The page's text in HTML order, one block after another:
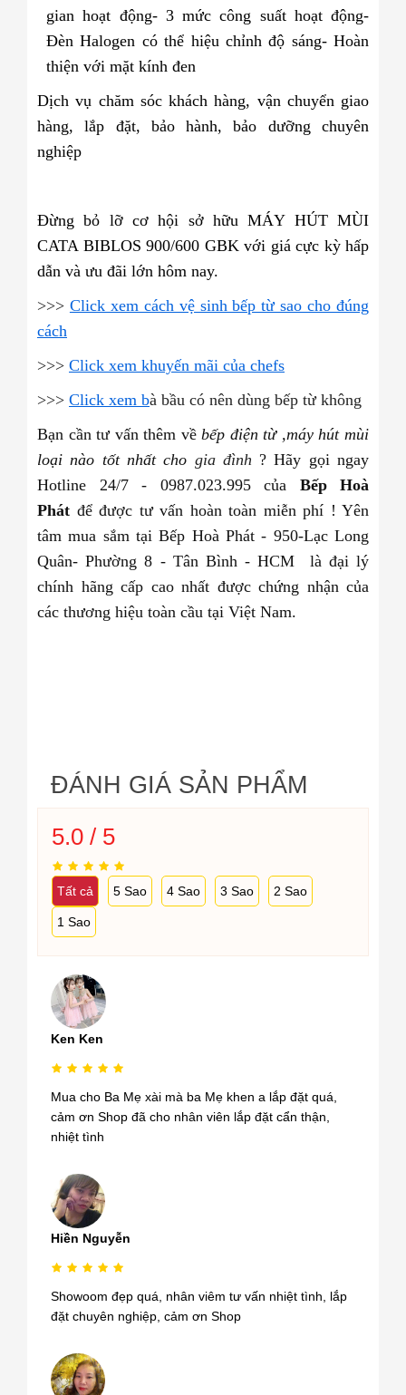
gian hoạt động- 3 mức công suất hoạt động-
Đèn Halogen có thể hiệu chỉnh độ sáng- Hoàn
thiện với mặt kính đen
Dịch vụ chăm sóc khách hàng, vận chuyển giao
hàng, lắp đặt, bảo hành, bảo dưỡng chuyên
nghiệp
Đừng bỏ lỡ cơ hội sở hữu MÁY HÚT MÙI
CATA BIBLOS 900/600 GBK với giá cực kỳ hấp
dẫn và ưu đãi lớn hôm nay.
>>> Click xem cách vệ sinh bếp từ sao cho đúng
cách
>>> Click xem khuyến mãi của chefs
>>> Click xem bà bầu có nên dùng bếp từ không
Bạn cần tư vấn thêm vềbếp điện từ ,máy hút mùi
loại nào tốt nhất cho gia đình ? Hãy gọi ngay
Hotline 24/7 - 0987.023.995 của Bếp Hoà
Phát để được tư vấn hoàn toàn miễn phí ! Yên
tâm mua sắm tại Bếp Hoà Phát - 950-Lạc Long
Quân- Phường 8 - Tân Bình - HCM là đại lý
chính hãng cấp cao nhất được chứng nhận của
các thương hiệu toàn cầu tại Việt Nam.
ĐÁNH GIÁ SẢN PHẨM
5.0 / 5
Tất cả 5 Sao 4 Sao 3 Sao 2 Sao
1 Sao
Ken Ken
Mua cho Ba Mẹ xài mà ba Mẹ khen a lắp đặt quá,
cảm ơn Shop đã cho nhân viên lắp đặt cẩn thận,
nhiệt tình
Hiền Nguyễn
Showoom đẹp quá, nhân viêm tư vấn nhiệt tình, lắp
đặt chuyên nghiệp, cảm ơn Shop